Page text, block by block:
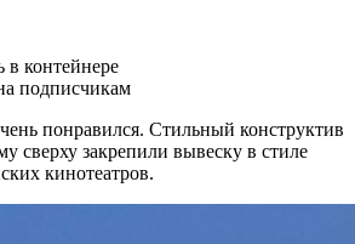
в контейнере
подписчикам
понравился. Стильный конструктив
сверху закрепили вывеску в стиле
кинотеатров.